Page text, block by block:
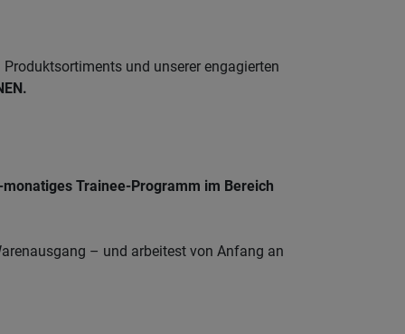
und unserer engagierten
monatiges Trainee-Programm im Bereich
– und arbeitest von Anfang an